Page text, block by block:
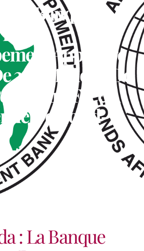
Banque
Approuve
31,6 Millions De
Faire Face À
De Covid-19
: La Banque